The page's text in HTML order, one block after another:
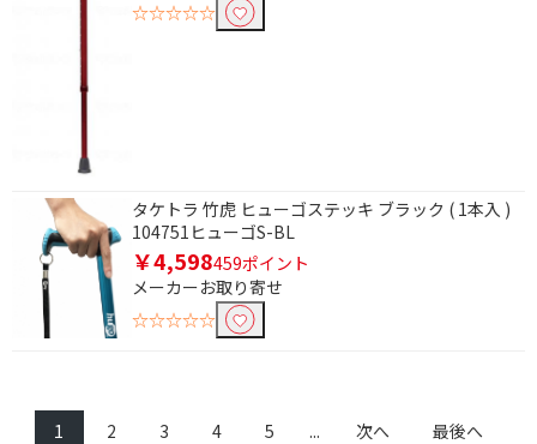
☆☆☆☆☆
タケトラ 竹虎 ヒューゴステッキ ブラック ( 1本入 )
104751ヒューゴS-BL
￥4,598459ポイント
メーカーお取り寄せ
☆☆☆☆☆
1 2 3 4 5 ... 次へ 最後へ